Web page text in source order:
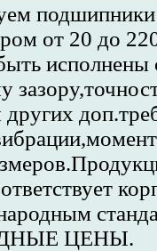
от 20 до
других
ЦЕНЫ.